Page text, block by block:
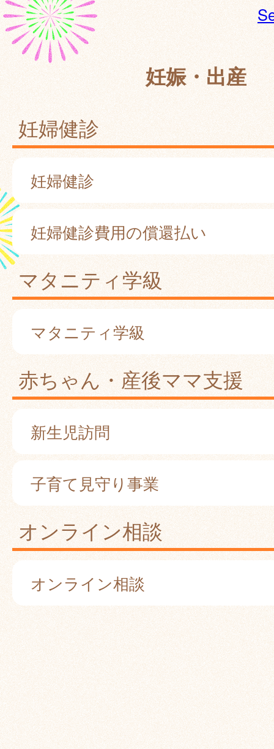
妊娠・出産
妊婦健診
妊婦健診
妊婦健診費用の償還払い
マタニティ学級
マタニティ学級
赤ちゃん・産後ママ支援
新生児訪問
子育て見守り事業
オンライン相談
オンライン相談